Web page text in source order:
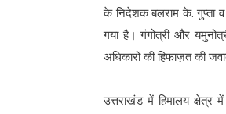
के निदेशक बलराम के. गुप्ता व
गया है। गंगोत्री और
अधिकारों की हिफाज़त की
उत्तराखंड में हिमालय क्षेत्र